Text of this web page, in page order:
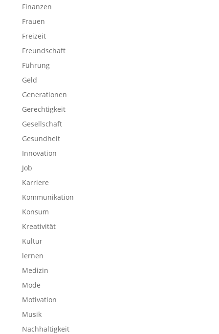
Finanzen
Frauen
Freizeit
Freundschaft
Führung
Geld
Generationen
Gerechtigkeit
Gesellschaft
Gesundheit
Innovation
Job
Karriere
Kommunikation
Konsum
Kreativität
Kultur
lernen
Medizin
Mode
Motivation
Musik
Nachhaltigkeit